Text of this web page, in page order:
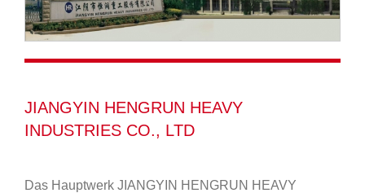
JIANGYIN HENGRUN HEAVY
INDUSTRIES CO., LTD
Das Hauptwerk JIANGYIN HENGRUN HEAVY